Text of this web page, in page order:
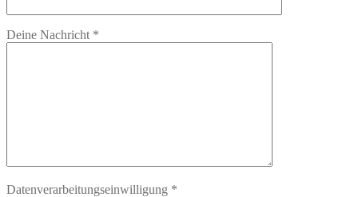
Deine Nachricht *
Datenverarbeitungseinwilligung *